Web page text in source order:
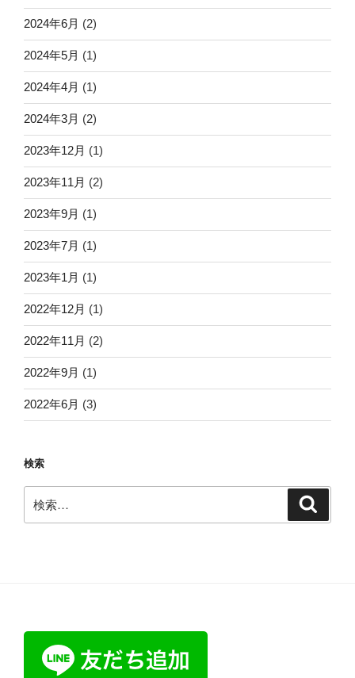
2024年6月 (2)
2024年5月 (1)
2024年4月 (1)
2024年3月 (2)
2023年12月 (1)
2023年11月 (2)
2023年9月 (1)
2023年7月 (1)
2023年1月 (1)
2022年12月 (1)
2022年11月 (2)
2022年9月 (1)
2022年6月 (3)
検索
索: